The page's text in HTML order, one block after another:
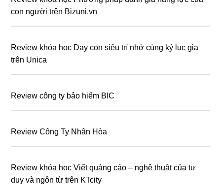
con người trên Bizuni.vn
Review khóa học Dạy con siêu trí nhớ cùng kỷ lục gia
trên Unica
Review công ty bảo hiểm BIC
Review Công Ty Nhân Hòa
Review khóa học Viết quảng cáo – nghệ thuật của tư
duy và ngôn từ trên KTcity